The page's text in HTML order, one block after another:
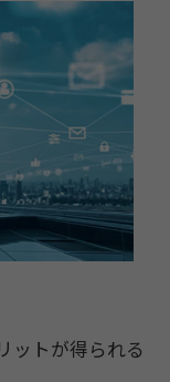
ットが得られる